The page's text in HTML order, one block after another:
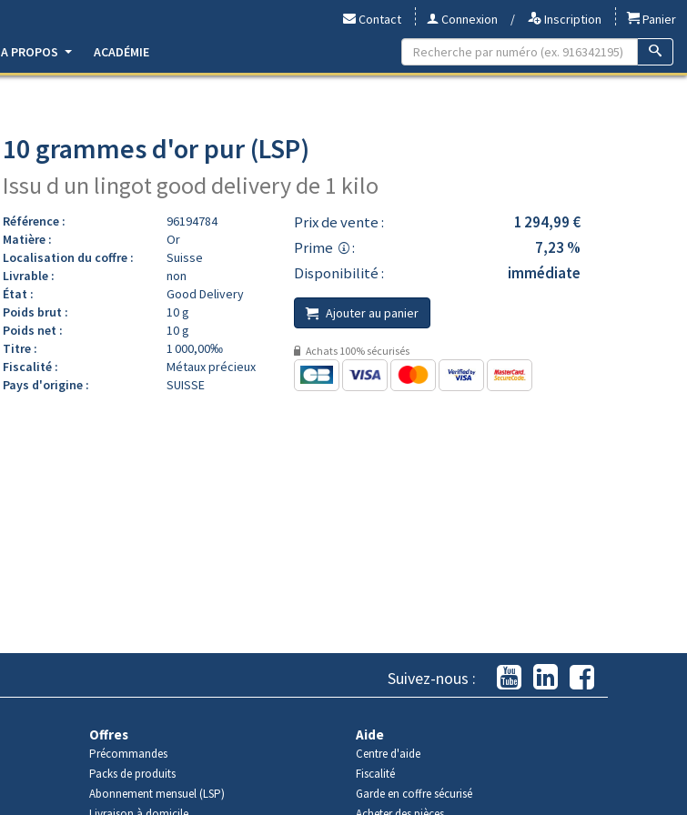
Contact Connexion / Inscription
Panier
A PROPOS ACADÉMIE
10 grammes d'or pur (LSP)
Issu d un lingot good delivery de 1 kilo
Référence :
96194784
Matière :
Or
Localisation du coffre :
Suisse
Livrable :
non
État :
Good Delivery
Poids brut :
10 g
Poids net :
10 g
Titre :
1 000,00‰
Fiscalité :
Métaux précieux
Pays d'origine :
SUISSE
Prix de vente :
1 294,99 €
Prime
:
7,23 %
Disponibilité :
immédiate
Ajouter au panier
Achats 100% sécurisés
Suivez-nous :
Offres
Précommandes
Packs de produits
Abonnement mensuel (LSP)
Aide
Centre d'aide
Fiscalité
Garde en coffre sécurisé